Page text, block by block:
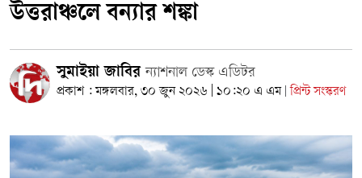
উত্তরাঞ্চলে বন্যার শঙ্কা
সুমাইয়া জাবিরন্যাশনাল ডেস্ক এডিটর
প্রকাশ : মঙ্গলবার, ৩০ জুন ২০২৬ | ১০:২০ এ এম প্রিন্ট সংস্করণ